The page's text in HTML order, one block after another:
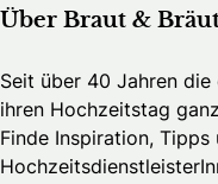
Über Braut &
Seit über 40 Jahren
ihren Hochzeitstag
Finde Inspiration, Tipps